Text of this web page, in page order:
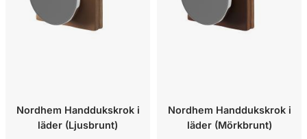
Nordhem Handdukskrok i
läder (Ljusbrunt)
Nordhem Handdukskrok i
läder (Mörkbrunt)